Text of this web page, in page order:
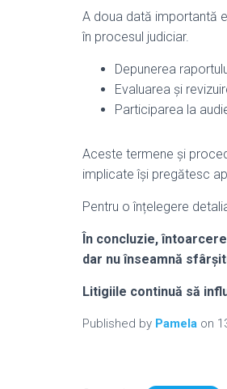
A doua dată importantă
în procesul judiciar.
Depunerea
Evaluarea și
Participarea la
Aceste termene și
implicate își pregătesc
Pentru o înțelegere
În concluzie,
dar nu înseamnă
Litigiile continuă să
Published by Pamela on